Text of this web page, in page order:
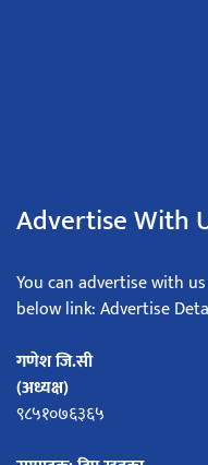
Advertise With
You can advertise with
below link: Advertise
गणेश जि.सी
(अध्यक्ष)
९८५१०७६३६५